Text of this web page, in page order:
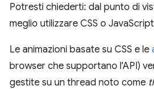
Potresti chiederti: dal punto di
meglio utilizzare CSS o
Le animazioni basate su CSS e le
browser che supportano l'API)
gestite su un thread noto come